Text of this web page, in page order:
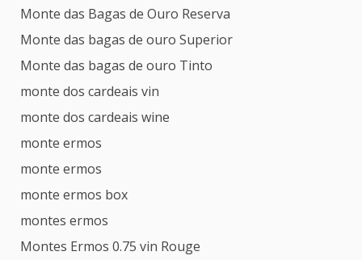
Monte das Bagas de Ouro Reserva
Monte das bagas de ouro Superior
Monte das bagas de ouro Tinto
monte dos cardeais vin
monte dos cardeais wine
monte ermos
monte ermos
monte ermos box
montes ermos
Montes Ermos 0.75 vin Rouge